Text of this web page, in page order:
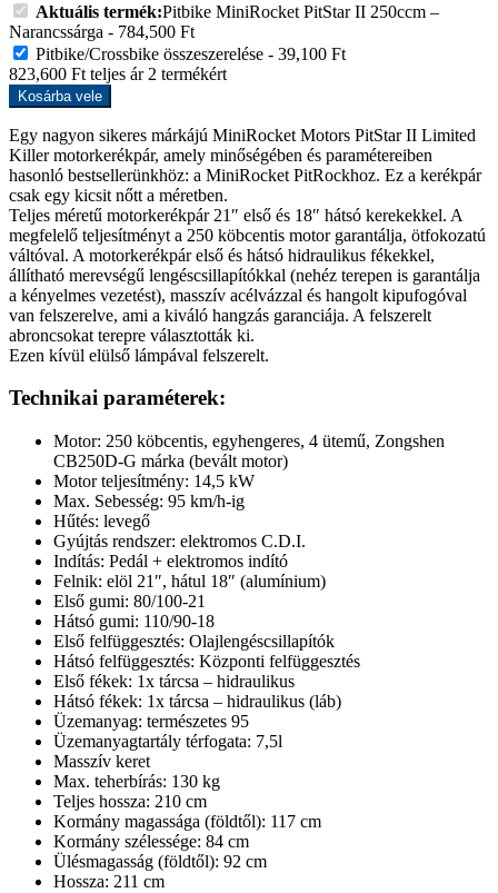
Aktuális termék:Pitbike MiniRocket PitStar II 250ccm –
Narancssárga - 784,500 Ft
Pitbike/Crossbike összeszerelése - 39,100 Ft
823,600 Ft teljes ár 2 termékért
Kosárba vele
Egy nagyon sikeres márkájú MiniRocket Motors PitStar II Limited
Killer motorkerékpár, amely minőségében és paramétereiben
hasonló bestsellerünkhöz: a MiniRocket PitRockhoz. Ez a kerékpár
csak egy kicsit nőtt a méretben.
Teljes méretű motorkerékpár 21″ első és 18″ hátsó kerekekkel. A
megfelelő teljesítményt a 250 köbcentis motor garantálja, ötfokozatú
váltóval. A motorkerékpár első és hátsó hidraulikus fékekkel,
állítható merevségű lengéscsillapítókkal (nehéz terepen is garantálja
a kényelmes vezetést), masszív acélvázzal és hangolt kipufogóval
van felszerelve, ami a kiváló hangzás garanciája. A felszerelt
abroncsokat terepre választották ki.
Ezen kívül elülső lámpával felszerelt.
Technikai paraméterek:
Motor: 250 köbcentis, egyhengeres, 4 ütemű, Zongshen
CB250D-G márka (bevált motor)
Motor teljesítmény: 14,5 kW
Max. Sebesség: 95 km/h-ig
Hűtés: levegő
Gyújtás rendszer: elektromos C.D.I.
Indítás: Pedál + elektromos indító
Felnik: elöl 21″, hátul 18″ (alumínium)
Első gumi: 80/100-21
Hátsó gumi: 110/90-18
Első felfüggesztés: Olajlengéscsillapítók
Hátsó felfüggesztés: Központi felfüggesztés
Első fékek: 1x tárcsa – hidraulikus
Hátsó fékek: 1x tárcsa – hidraulikus (láb)
Üzemanyag: természetes 95
Üzemanyagtartály térfogata: 7,5l
Masszív keret
Max. teherbírás: 130 kg
Teljes hossza: 210 cm
Kormány magassága (földtől): 117 cm
Kormány szélessége: 84 cm
Ülésmagasság (földtől): 92 cm
Hossza: 211 cm